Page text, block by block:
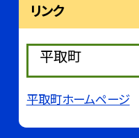
リンク
平取町
平取町ホームページ